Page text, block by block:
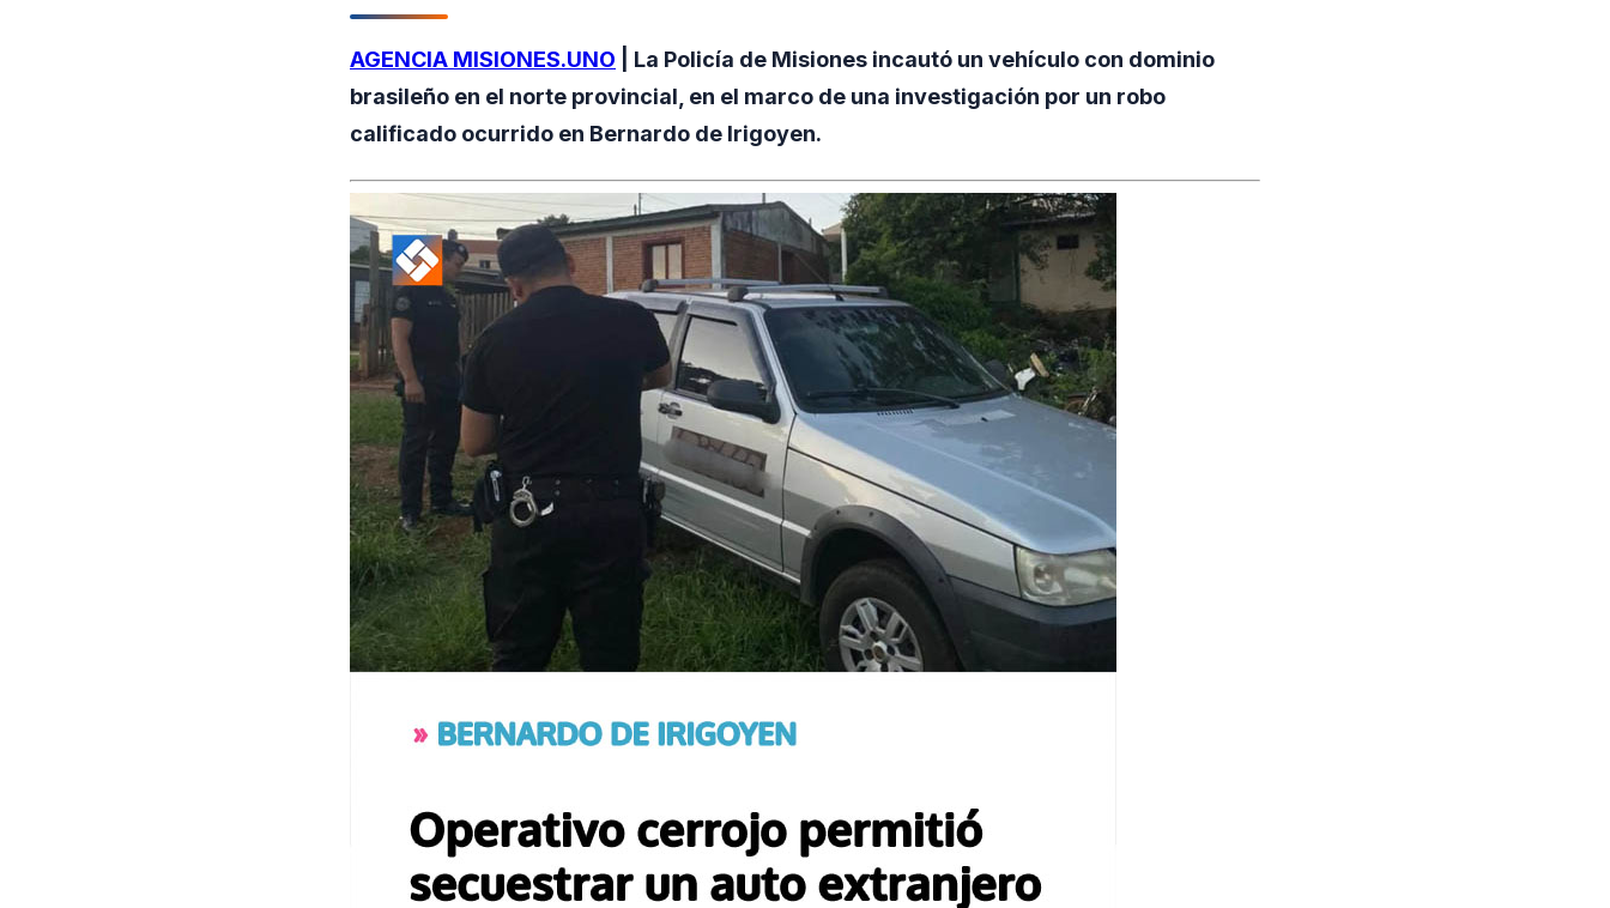
AGENCIA MISIONES.UNO | La Policía de Misiones incautó un vehículo con dominio
brasileño en el norte provincial, en el marco de una investigación por un robo
calificado ocurrido en Bernardo de Irigoyen.